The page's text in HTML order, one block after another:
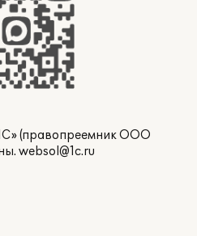
(правопреемник ООО
websol@1c.ru